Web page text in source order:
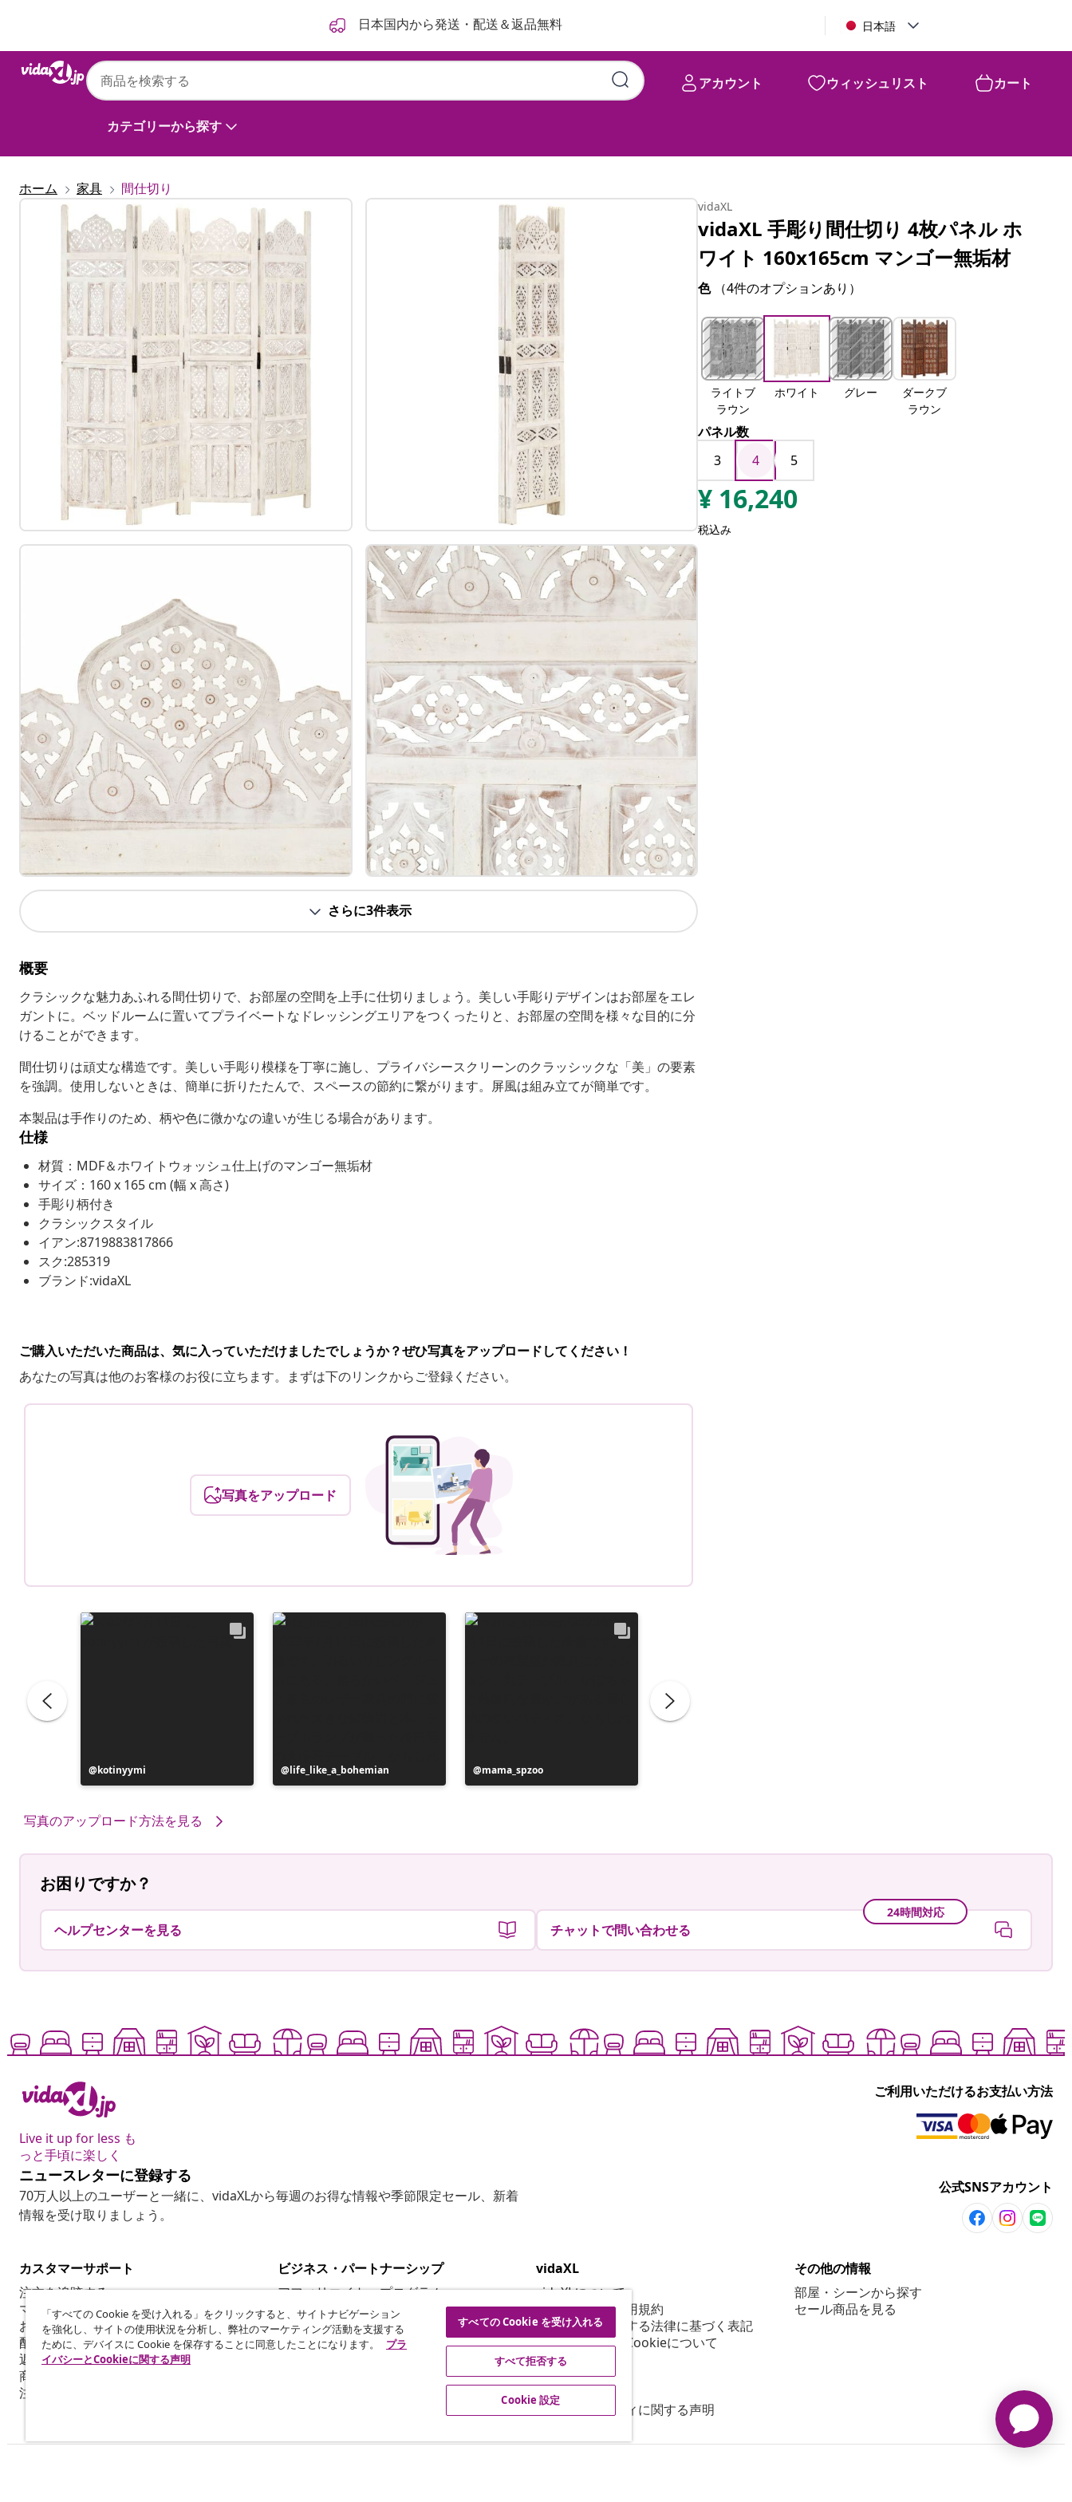
日本国内から発送・配送＆返品無料 日本語
カテゴリーから探す
アカウント ウィッシュリスト カート
ホーム 家具 間仕切り
さらに3件表示
概要
クラシックな魅力あふれる間仕切りで、お部屋の空間を上手に仕切りましょう。美しい手彫りデザインはお部屋をエレ
ガントに。ベッドルームに置いてプライベートなドレッシングエリアをつくったりと、お部屋の空間を様々な目的に分
けることができます。
間仕切りは頑丈な構造です。美しい手彫り模様を丁寧に施し、プライバシースクリーンのクラッシックな「美」の要素
を強調。使用しないときは、簡単に折りたたんで、スペースの節約に繋がります。屏風は組み立てが簡単です。
本製品は手作りのため、柄や色に微かなの違いが生じる場合があります。
仕様
材質：MDF＆ホワイトウォッシュ仕上げのマンゴー無垢材
サイズ：160 x 165 cm (幅 x 高さ)
手彫り柄付き
クラシックスタイル
イアン:8719883817866
スク:285319
ブランド:vidaXL
ご購入いただいた商品は、気に入っていただけましたでしょうか？ぜひ写真をアップロードしてください！
あなたの写真は他のお客様のお役に立ちます。まずは下のリンクからご登録ください。
写真をアップロード
投
稿
kotinyymi
投
稿
life_like_a_bohemian
投
稿
mama_spzoo
写真のアップロード方法を見る
vidaXL
vidaXL 手彫り間仕切り 4枚パネル ホ
ワイト 160x165cm マンゴー無垢材
色 （4件のオプションあり）
ライトブ
ラウン
ホワイト グレー
ダークブ
ラウン
パネル数
3
4 5
¥ 16,240
税込み
お困りですか？
ヘルプセンターを見る
24時間対応
チャットで問い合わせる
Live it up for less も
っと手頃に楽しく
ご利用いただけるお支払い方法
ニュースレターに登録する
70万人以上のユーザーと一緒に、vidaXLから毎週のお得な情報や季節限定セール、新着
情報を受け取りましょう。
公式SNSアカウント
カスタマーサポート
注文を追跡する
マイアカウント
お支払いについて
配送について
返品について
商品情報
注文について
ビジネス・パートナーシップ
アフィリエイト・プログラム
vidaXLの商品
マーケティング提携
vidaXL
vidaXLについて
vidaXL販売者利用規約
特定商取引に関する法律に基づく表記
プライバシー＆Cookieについて
Cookie 設定
行動規範
セキュリティ
アクセシビリティに関する声明
その他の情報
部屋・シーンから探す
セール商品を見る
「すべての Cookie を受け入れる」をクリックすると、サイトナビゲーション
を強化し、サイトの使用状況を分析し、弊社のマーケティング活動を支援する
ために、デバイスに Cookie を保存することに同意したことになります。
プラ
イバシーとCookieに関する声明
すべての Cookie を受け入れる
すべて拒否する
Cookie 設定